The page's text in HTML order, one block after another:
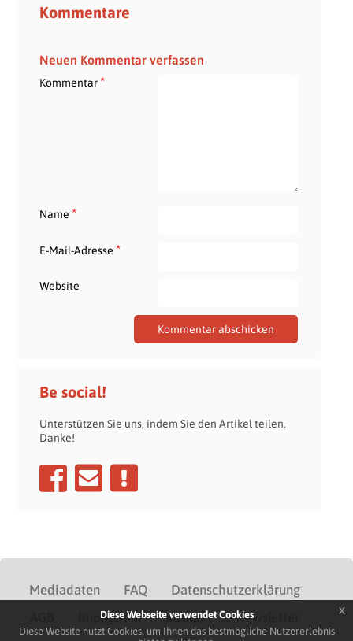
Kommentare
Neuen Kommentar verfassen
Kommentar*
Name *
E-Mail-Adresse *
Website
Be social!
Unterstützen Sie uns, indem Sie den Artikel teilen.
Danke!
Mediadaten FAQ
Datenschutzerklärung
Impressum Kontakt Newsletter
Diese Webseite verwendet Cookies
Diese Website nutzt Cookies, um Ihnen das bestmögliche Nutzererlebnis
x